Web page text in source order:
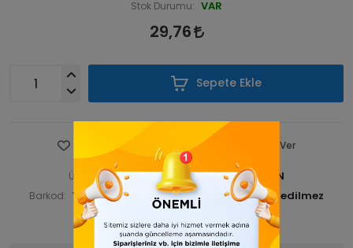
Stok Durumu: VAR
29,76
Sepete Ekle
Fiyatı Düşünce Haber Ver
Ürün Kodu: SİRDSKPAT 00000-ANA ÜRÜN
Barkod: YGTDSKPAT00012 İade Bilgisi: